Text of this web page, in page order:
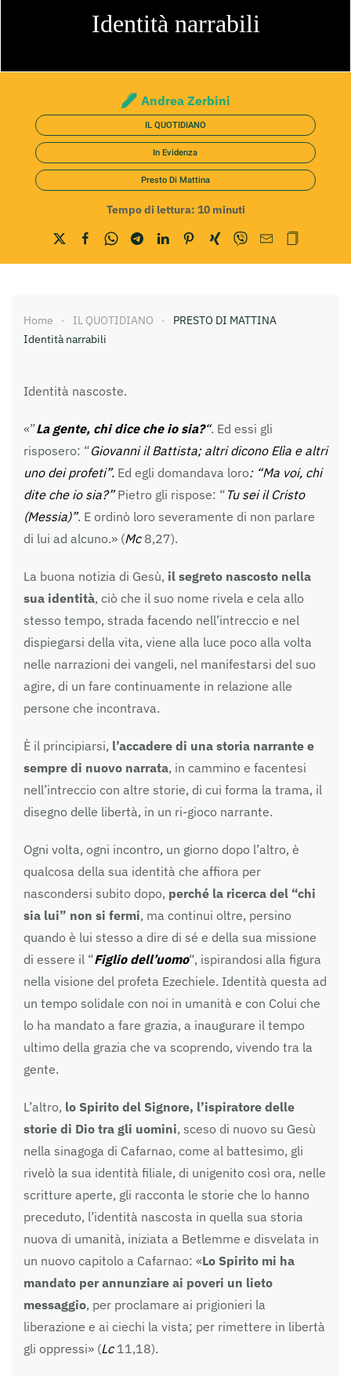
Identità narrabili
Andrea Zerbini
IL QUOTIDIANO
In Evidenza
Presto Di Mattina
Tempo di lettura: 10 minuti
Home IL QUOTIDIANO
PRESTO DI MATTINA
Identità narrabili
Identità nascoste.
«”La gente, chi dice che io sia?“. Ed essi gli
risposero: “Giovanni il Battista; altri dicono Elìa e altri
uno dei profeti”. Ed egli domandava loro: “Ma voi, chi
dite che io sia?”Pietro gli rispose: “ Tu sei il Cristo
(Messia)”. E ordinò loro severamente di non parlare
di lui ad alcuno.» (Mc8,27).
La buona notizia di Gesù, il segreto nascosto nella
sua identità, ciò che il suo nome rivela e cela allo
stesso tempo, strada facendo nell’intreccio e nel
dispiegarsi della vita, viene alla luce poco alla volta
nelle narrazioni dei vangeli, nel manifestarsi del suo
agire, di un fare continuamente in relazione alle
persone che incontrava.
È il principiarsi, l’accadere di una storia narrante e
sempre di nuovo narrata, in cammino e facentesi
nell’intreccio con altre storie, di cui forma la trama, il
disegno delle libertà, in un ri-gioco narrante.
Ogni volta, ogni incontro, un giorno dopo l’altro, è
qualcosa della sua identità che affiora per
nascondersi subito dopo, perché la ricerca del “chi
sia lui” non si fermi, ma continui oltre, persino
quando è lui stesso a dire di sé e della sua missione
di essere il “Figlio dell’uomo“, ispirandosi alla figura
nella visione del profeta Ezechiele. Identità questa ad
un tempo solidale con noi in umanità e con Colui che
lo ha mandato a fare grazia, a inaugurare il tempo
ultimo della grazia che va scoprendo, vivendo tra la
gente.
L’altro, lo Spirito del Signore, l’ispiratore delle
storie di Dio tra gli uomini, sceso di nuovo su Gesù
nella sinagoga di Cafarnao, come al battesimo, gli
rivelò la sua identità filiale, di unigenito così ora, nelle
scritture aperte, gli racconta le storie che lo hanno
preceduto, l’identità nascosta in quella sua storia
nuova di umanità, iniziata a Betlemme e disvelata in
un nuovo capitolo a Cafarnao: «Lo Spirito mi ha
mandato per annunziare ai poveri un lieto
messaggio, per proclamare ai prigionieri la
liberazione e ai ciechi la vista; per rimettere in libertà
gli oppressi» (Lc11,18).